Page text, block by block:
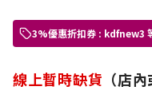
3%優惠折扣券 : kdfnew3
線上暫時缺貨 （店